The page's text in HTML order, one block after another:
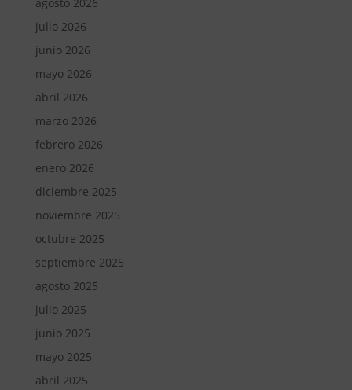
agosto 2026
julio 2026
junio 2026
mayo 2026
abril 2026
marzo 2026
febrero 2026
enero 2026
diciembre 2025
noviembre 2025
octubre 2025
septiembre 2025
agosto 2025
julio 2025
junio 2025
mayo 2025
abril 2025